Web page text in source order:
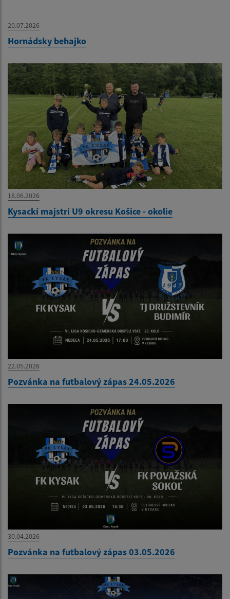
20.07.2026
Hornádsky behajko
18.06.2026
Kysackí majstri U9 okresu Košice - okolie
22.05.2026
Pozvánka na futbalový zápas 24.05.2026
30.04.2026
Pozvánka na futbalový zápas 03.05.2026